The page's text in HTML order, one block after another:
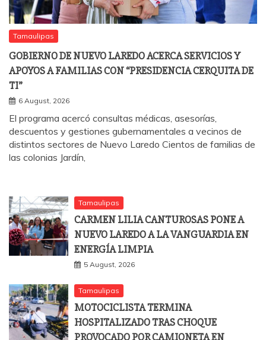
Tamaulipas
GOBIERNO DE NUEVO LAREDO ACERCA SERVICIOS Y
APOYOS A FAMILIAS CON “PRESIDENCIA CERQUITA DE
TI”
6 August, 2026
El programa acercó consultas médicas, asesorías,
descuentos y gestiones gubernamentales a vecinos de
distintos sectores de Nuevo Laredo Cientos de familias de
las colonias Jardín,
Tamaulipas
CARMEN LILIA CANTUROSAS PONE A
NUEVO LAREDO A LA VANGUARDIA EN
ENERGÍA LIMPIA
5 August, 2026
Tamaulipas
MOTOCICLISTA TERMINA
HOSPITALIZADO TRAS CHOQUE
PROVOCADO POR CAMIONETA EN